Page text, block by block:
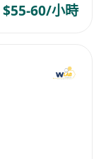
資格人士申
，並只作與
的個人資料
規定，並在
政策的複
$55-60/小時